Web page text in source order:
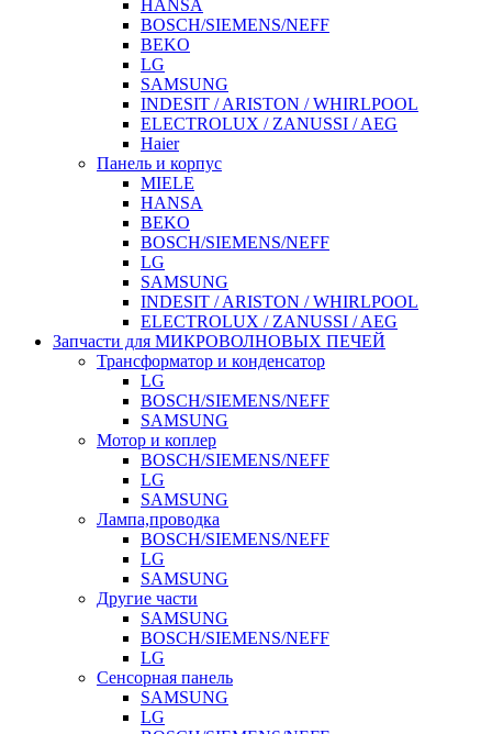
HANSA
BOSCH/SIEMENS/NEFF
BEKO
LG
SAMSUNG
INDESIT / ARISTON / WHIRLPOOL
ELECTROLUX / ZANUSSI / AEG
Haier
Панель и корпус
MIELE
HANSA
BEKO
BOSCH/SIEMENS/NEFF
LG
SAMSUNG
INDESIT / ARISTON / WHIRLPOOL
ELECTROLUX / ZANUSSI / AEG
Запчасти для МИКРОВОЛНОВЫХ ПЕЧЕЙ
Трансформатор и конденсатор
LG
BOSCH/SIEMENS/NEFF
SAMSUNG
Мотор и коплер
BOSCH/SIEMENS/NEFF
LG
SAMSUNG
Лампа,проводка
BOSCH/SIEMENS/NEFF
LG
SAMSUNG
Другие части
SAMSUNG
BOSCH/SIEMENS/NEFF
LG
Сенсорная панель
SAMSUNG
LG